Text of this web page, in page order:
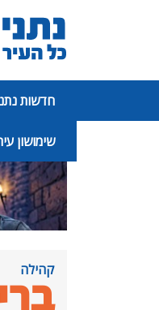
חדשות
שימושון
פרסומת
קהילה